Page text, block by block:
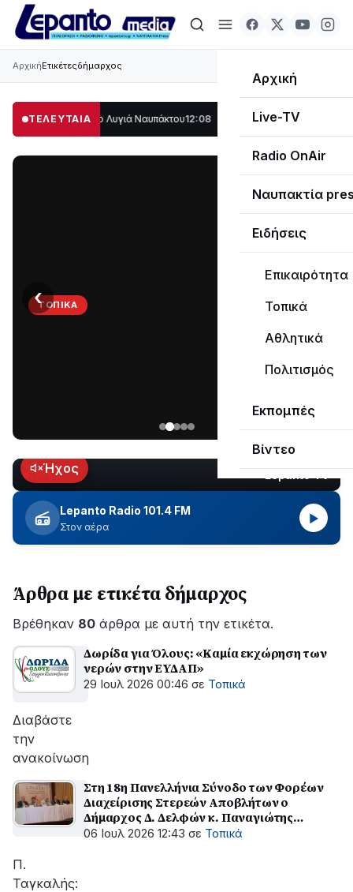
Αρχική
Live-TV
Radio OnAir
Ναυπακτία
Ειδήσεις
Επικαιρότητα
Τοπικά
Αθλητικά
Πολιτισμός
Εκπομπές
Βίντεο
ΑρχικήΕτικέτεςδήμαρχος
ΤΕΛΕΥΤΑΙΑ
μέρος στο Λυγιά Ναυπάκτου12:08 Σε τροχιά υλοποίησης η Παράκαμψη
ΤΟΠΙΚΆ
Ναυπάκτου
εδώ
και
περίπου
δύο
ώρες
εξέλιξη
οι
εργασίες
ΔΕΔΔΗΕ
για
την
της
βλάβης
‹
LIVEΉχος
Lepanto Radio 101.4 FM
Στον αέρα
▶
Άρθρα με ετικέτα δήμαρχος
Βρέθηκαν 80 άρθρα με αυτή την ετικέτα.
Δωρίδα για Όλους: «Καμία εκχώρηση των
νερών στην ΕΥΔΑΠ»
29 Ιουλ 2026 00:46 σε Τοπικά
Διαβάστε
την
ανακοίνωση
Στη 18η Πανελλήνια Σύνοδο των Φορέων
Διαχείρισης Στερεών Αποβλήτων ο
Δήμαρχος Δ. Δελφών κ. Παναγιώτης
Ταγκαλής
06 Ιουλ 2026 12:43 σε Τοπικά
Π.
Ταγκαλής: